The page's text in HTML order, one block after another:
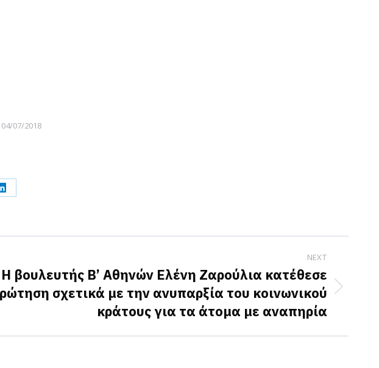
04/07/2018
Share
LinkedIn
NEXT
Η βουλευτής Β’ Αθηνών Ελένη Ζαρούλια κατέθεσε
σχετικά με την ανυπαρξία του κοινωνικού
κράτους για τα άτομα με αναπηρία